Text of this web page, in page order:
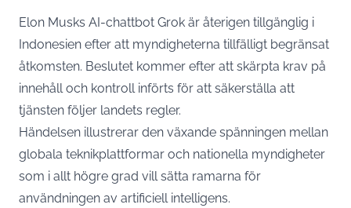
Elon Musks AI-chattbot Grok är återigen tillgänglig i
Indonesien efter att myndigheterna tillfälligt begränsat
åtkomsten. Beslutet kommer efter att skärpta krav på
innehåll och kontroll införts för att säkerställa att
tjänsten följer landets regler.
Händelsen illustrerar den växande spänningen mellan
globala teknikplattformar och nationella myndigheter
som i allt högre grad vill sätta ramarna för
användningen av artificiell intelligens.